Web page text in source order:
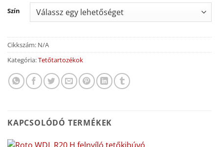
Szín
Cikkszám: N/A
Kategória:Tetőtartozékok
KAPCSOLÓDÓ TERMÉKEK